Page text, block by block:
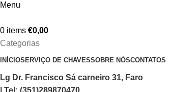
Menu
0 items €0,00
Categorias
INÍCIOSERVIÇO DE CHAVESSOBRE NÓSCONTATOS
Lg Dr. Francisco Sá carneiro 31, Faro
| Tel: (351)289870470